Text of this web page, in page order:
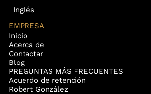
Inglés
EMPRESA
Inicio
Acerca de
Contactar
Blog
PREGUNTAS MÁS FRECUENTES
Acuerdo de retención
Robert González